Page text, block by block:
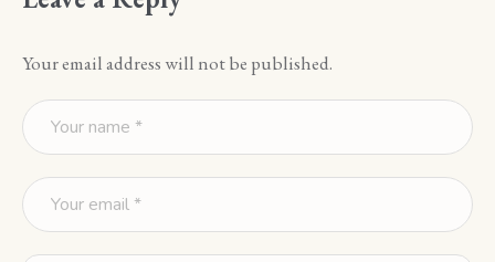
Your email address will not be published.